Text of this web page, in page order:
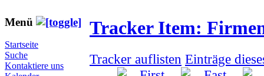
Menü
Startseite
Suche
Kontaktiere uns
Tracker Item:
Tracker auflisten Einträge